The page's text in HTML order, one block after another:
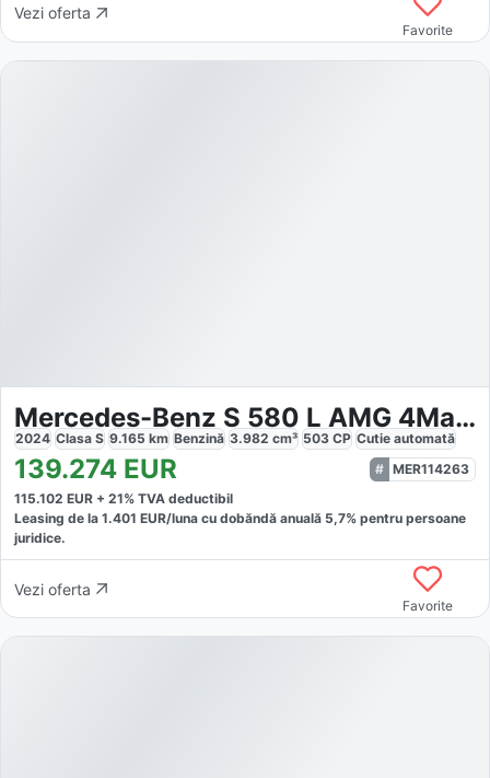
Vezi oferta
Favorite
Mercedes-Benz S 580 L AMG 4Matic
2024 Clasa S 9.165 km Benzină 3.982 cm³ 503 CP Cutie automată
139.274 EUR
MER114263
115.102 EUR + 21% TVA deductibil
Leasing de la 1.401 EUR/luna cu dobăndă anuală 5,7% pentru persoane
juridice.
Vezi oferta
Favorite